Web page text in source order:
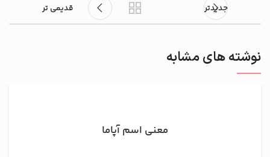
جدیدتر قدیمی تر
نوشته های مشابه
معنی اسم آپاما